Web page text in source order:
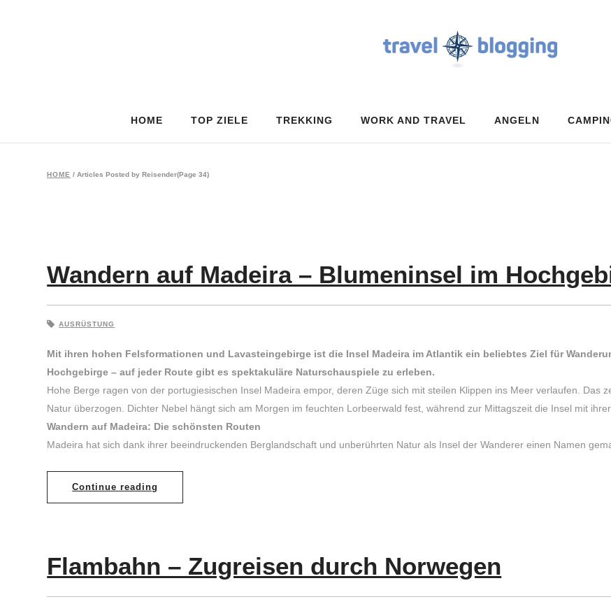
HOME TOP ZIELE TREKKING WORK AND TRAVEL ANGELN
HOME / Articles Posted by Reisender(Page 34)
Wandern auf Madeira – Blumeninsel im
AUSRÜSTUNG
Mit ihren hohen Felsformationen und Lavasteingebirge ist die Insel Madeira im Atlantik ein beliebtes Ziel für
Hochgebirge – auf jeder Route gibt es spektakuläre Naturschauspiele zu erleben.
Hohe Berge ragen von der portugiesischen Insel Madeira empor, deren Züge sich mit steilen Klippen ins Meer verlaufen. Das
Natur überzogen. Dichter Nebel hängt sich am Morgen im feuchten Lorbeerwald fest, während zur Mittagszeit die Insel mit
Wandern auf Madeira: Die schönsten Routen
Madeira hat sich dank ihrer beeindruckenden Berglandschaft und unberührten Natur als Insel der Wanderer einen Namen
Continue reading
Flambahn – Zugreisen durch Norwegen